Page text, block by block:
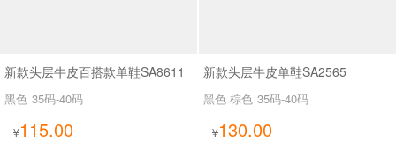
新款头层牛皮百搭款单鞋SA8611
黑色 35码-40码
¥115.00
新款头层牛皮单鞋SA2565
黑色 棕色 35码-40码
¥130.00